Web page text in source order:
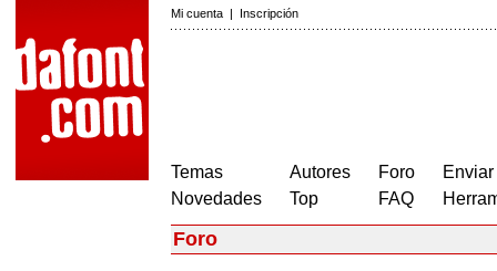
Mi cuenta | Inscripción
Temas
Novedades
Autores
Top
Foro
FAQ
Foro